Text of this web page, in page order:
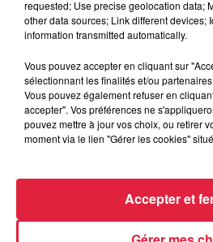
Dans la même série
requested; Use precise geolocation data;
other data sources; Link different devices;
information transmitted automatically.
Vous pouvez accepter en cliquant sur
sélectionnant les finalités et/ou
Vous pouvez également refuser en
accepter". Vos préférences ne
pouvez mettre à jour vos choix, ou retirer
moment via le lien "Gérer les cookies"
Accepter et